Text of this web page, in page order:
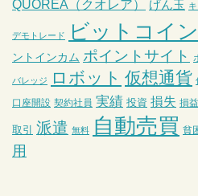
QUOREA（クオレア） げん玉
デモトレード ビットコイン
ントインカム ポイントサイト
バレッジ ロボット 仮想通貨
口座開設 契約社員 実績 投資 損失 損益
取引 派遣 無料 自動売買 貧
用